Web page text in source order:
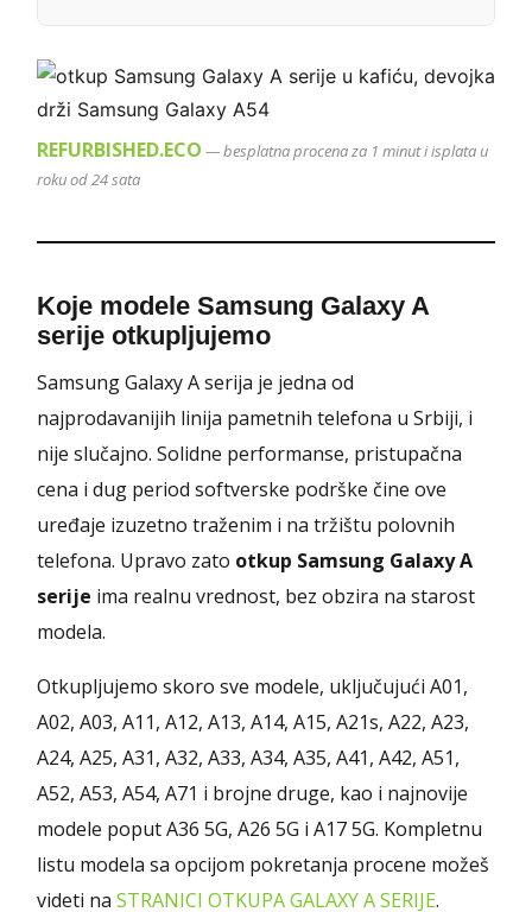
REFURBISHED.ECO — besplatna procena za 1 minut i isplata u
roku od 24 sata
Koje modele Samsung Galaxy A
serije otkupljujemo
Samsung Galaxy A serija je jedna od
najprodavanijih linija pametnih telefona u Srbiji, i
nije slučajno. Solidne performanse, pristupačna
cena i dug period softverske podrške čine ove
uređaje izuzetno traženim i na tržištu polovnih
telefona. Upravo zato otkup Samsung Galaxy A
serije ima realnu vrednost, bez obzira na starost
modela.
Otkupljujemo skoro sve modele, uključujući A01,
A02, A03, A11, A12, A13, A14, A15, A21s, A22, A23,
A24, A25, A31, A32, A33, A34, A35, A41, A42, A51,
A52, A53, A54, A71 i brojne druge, kao i najnovije
modele poput A36 5G, A26 5G i A17 5G. Kompletnu
listu modela sa opcijom pokretanja procene možeš
videti na STRANICI OTKUPA GALAXY A SERIJE.